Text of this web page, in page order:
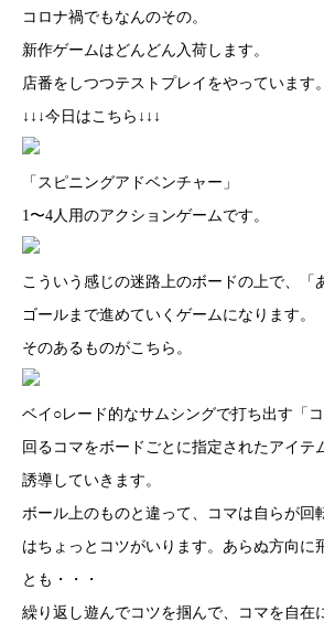
コロナ禍でもなんのその。
新作ゲームはどんどん入荷します。
店番をしつつテストプレイをやっています。
↓↓↓今日はこちら↓↓↓
「スピニングアドベンチャー」
1〜4人用のアクションゲームです。
こういう感じの迷路上のボードの上で、「
ゴールまで進めていくゲームになります。
そのあるものがこちら。
ベイ○レード的なサムシングで打ち出す「コ
回るコマをボードごとに指定されたアイテ
誘導していきます。
ボール上のものと違って、コマは自らが回
はちょっとコツがいります。あらぬ方向に
とも・・・
繰り返し遊んでコツを掴んで、コマを自在